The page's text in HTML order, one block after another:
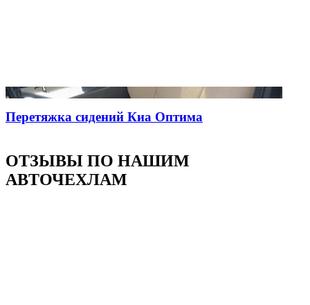
Перетяжка сидений Киа Оптима
ОТЗЫВЫ ПО НАШИМ
АВТОЧЕХЛАМ